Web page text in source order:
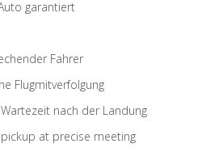
garantiert
Fahrer
Flugmitverfolgung
nach der Landung
at precise meeting